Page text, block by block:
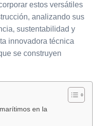
estos versátiles
analizando sus
sustentabilidad y
innovadora técnica
se construyen
en la